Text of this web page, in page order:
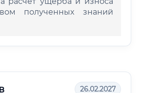
полученных знаний
26.02.2027